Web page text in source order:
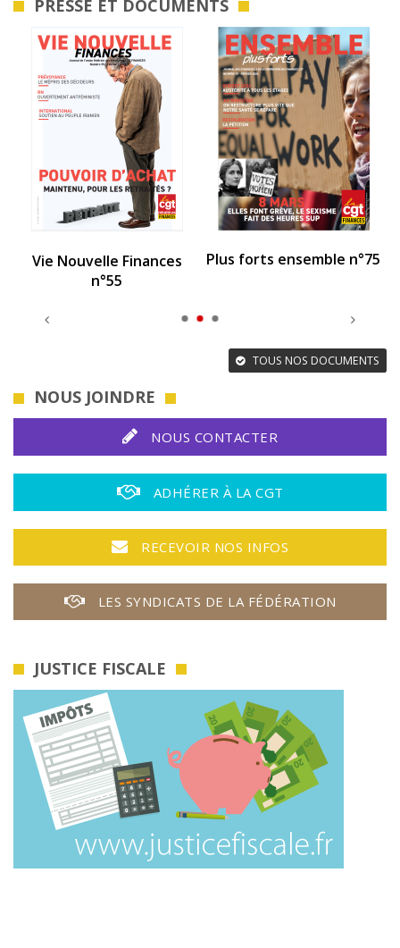
PRESSE ET DOCUMENTS
Vie Nouvelle Finances
n°55
Plus forts ensemble n°75
TOUS NOS DOCUMENTS
NOUS JOINDRE
NOUS CONTACTER
ADHÉRER À LA CGT
RECEVOIR NOS INFOS
LES SYNDICATS DE LA FÉDÉRATION
JUSTICE FISCALE